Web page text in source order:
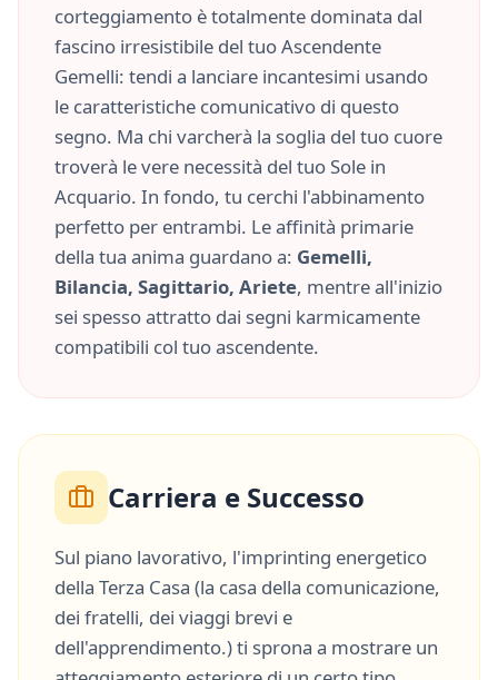
corteggiamento è totalmente dominata dal
fascino irresistibile del tuo Ascendente
Gemelli: tendi a lanciare incantesimi usando
le caratteristiche comunicativo di questo
segno. Ma chi varcherà la soglia del tuo cuore
troverà le vere necessità del tuo Sole in
Acquario. In fondo, tu cerchi l'abbinamento
perfetto per entrambi. Le affinità primarie
della tua anima guardano a: Gemelli,
Bilancia, Sagittario, Ariete, mentre all'inizio
sei spesso attratto dai segni karmicamente
compatibili col tuo ascendente.
Carriera e Successo
Sul piano lavorativo, l'imprinting energetico
della Terza Casa (la casa della comunicazione,
dei fratelli, dei viaggi brevi e
dell'apprendimento.) ti sprona a mostrare un